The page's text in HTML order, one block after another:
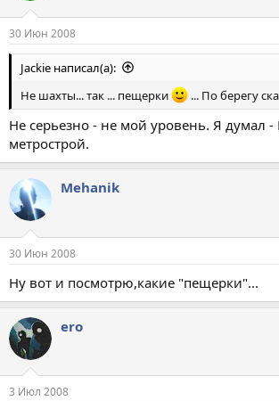
30 Июн 2008
Jackie написал(а):
Не шахты... так ... пещерки
... По берегу
Не серьезно - не мой уровень. Я думал -
метрострой.
Mehanik
30 Июн 2008
Ну вот и посмотрю,какие "пещерки"...
ero
3 Июл 2008